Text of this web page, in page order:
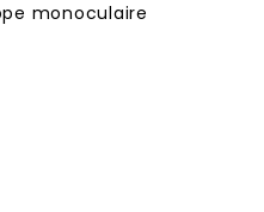
monoculaire